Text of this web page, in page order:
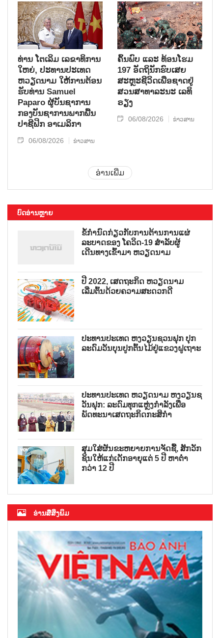
ທ່ານ ໂຕ​ເລິມ ເລ​ຂາ​ທິ​ການ​
ໃຫຍ່, ປະ​ທານ​ປະ​ເທດ ​
ຫວຽດ​ນາມ ໃຫ້​ການ​ຕ້ອນ​
ຮັບ​ທ່ານ Samuel
Paparo ຜູ້​ບັນ​ຊາ​ການ
ກອງ​ບັນ​ຊາ​ການພາກ​ພື້ນ​
ປາ​ຊີ​ຟິກ ອາ​ເມ​ລິ​ກາ
06/08/2026 ຂ່າວສານ
ຄົ້ນ​ພົບ ແລະ ທ້ອນ​ໂຮມ
197 ອັດ​ຖິ​ນັກ​ຮົບ​ເສຍ​
ສະຫຼະ​ຊີ​ວິດ​ເພື່ອ​ຊາດ​ຢູ່​
ສວນ​ສາ​ທາ​ລະ​ນະ ເລ​ທິ​
ຣຽງ
06/08/2026 ຂ່າວສານ
ອ່ານເພີ່ມ
ບົດອ່ານຫຼາຍ
ຂໍ້ກຳນົດກ່ຽວກັບການຕ້ານການແຜ່
ລະບາດຂອງ ໂຄວິດ-19 ສຳລັບຜູ້
ເດີນທາງເຂົ້າມາ ຫວຽດນາມ
ປີ 2022, ເສດຖະກິດ ຫວຽດນາມ
ເລີ່ມຕົ້ນດ້ວຍຄວາມສະດວກດີ
ປະທານປະເທດ ຫງວຽນຊວນຟຸກ ປຸກ
ລະດົມວັນບຸນປູກຕົ້ນໄມ້ຢູ່ແຂວງຝູເຖາະ
ປະທານປະເທດ ຫວຽດນາມ ຫງວຽນຊ
ວັນຟຸກ: ລະດົມທຸກແຫຼ່ງກຳລັງເພື່ອ
ພັດທະນາເສດຖະກິດກະສິກຳ
ສຸມໃສ່ຜັນຂະຫຍາຍການຈັດຊື້, ສັກວັກ
ຊິນໃຫ້ແກ່ເດັກອາຍຸແຕ່ 5 ປີ ຫາຕ່ຳ
ກວ່າ 12 ປີ
ອ່ານສື່ສິ່ງພິມ